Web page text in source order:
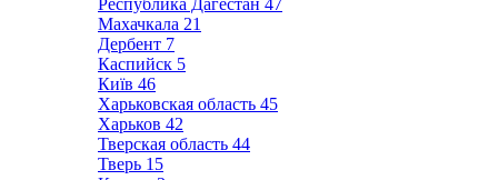
Республика Дагестан 47
Махачкала 21
Дербент 7
Каспийск 5
Київ 46
Харьковская область 45
Харьков 42
Тверская область 44
Тверь 15